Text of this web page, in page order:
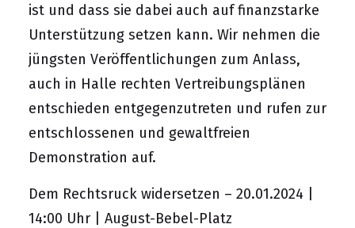
ist und dass sie dabei auch auf finanzstarke
Unterstützung setzen kann. Wir nehmen die
jüngsten Veröffentlichungen zum Anlass,
auch in Halle rechten Vertreibungsplänen
entschieden entgegenzutreten und rufen zur
entschlossenen und gewaltfreien
Demonstration auf.
Dem Rechtsruck widersetzen – 20.01.2024 |
14:00 Uhr | August-Bebel-Platz